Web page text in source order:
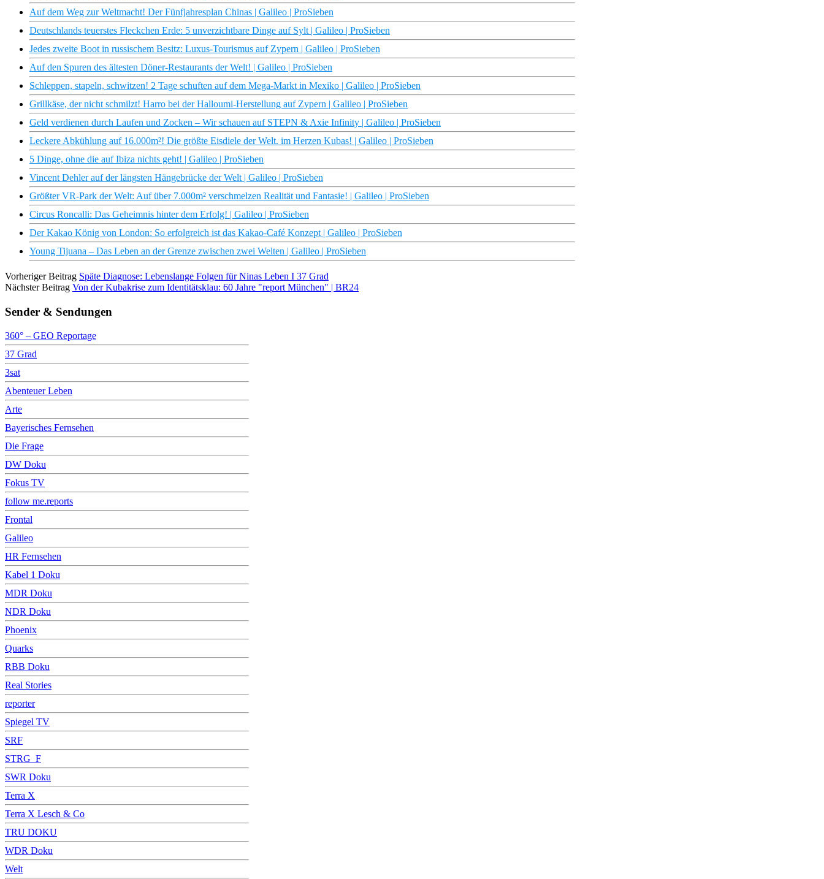
Auf dem Weg zur Weltmacht! Der Fünfjahresplan Chinas | Galileo | ProSieben
Deutschlands teuerstes Fleckchen Erde: 5 unverzichtbare Dinge auf Sylt | Galileo | ProSieben
Jedes zweite Boot in russischem Besitz: Luxus-Tourismus auf Zypern | Galileo | ProSieben
Auf den Spuren des ältesten Döner-Restaurants der Welt! | Galileo | ProSieben
Schleppen, stapeln, schwitzen! 2 Tage schuften auf dem Mega-Markt in Mexiko | Galileo | ProSieben
Grillkäse, der nicht schmilzt! Harro bei der Halloumi-Herstellung auf Zypern | Galileo | ProSieben
Geld verdienen durch Laufen und Zocken – Wir schauen auf STEPN & Axie Infinity | Galileo | ProSieben
Leckere Abkühlung auf 16.000m²! Die größte Eisdiele der Welt. im Herzen Kubas! | Galileo | ProSieben
5 Dinge, ohne die auf Ibiza nichts geht! | Galileo | ProSieben
Vincent Dehler auf der längsten Hängebrücke der Welt | Galileo | ProSieben
Größter VR-Park der Welt: Auf über 7.000m² verschmelzen Realität und Fantasie! | Galileo | ProSieben
Circus Roncalli: Das Geheimnis hinter dem Erfolg! | Galileo | ProSieben
Der Kakao König von London: So erfolgreich ist das Kakao-Café Konzept | Galileo | ProSieben
Young Tijuana – Das Leben an der Grenze zwischen zwei Welten | Galileo | ProSieben
Vorheriger Beitrag Späte Diagnose: Lebenslange Folgen für Ninas Leben I 37 Grad
Nächster Beitrag Von der Kubakrise zum Identitätsklau: 60 Jahre "report München" | BR24
Sender & Sendungen
360° – GEO Reportage
37 Grad
3sat
Abenteuer Leben
Arte
Bayerisches Fernsehen
Die Frage
DW Doku
Fokus TV
follow me.reports
Frontal
Galileo
HR Fernsehen
Kabel 1 Doku
MDR Doku
NDR Doku
Phoenix
Quarks
RBB Doku
Real Stories
reporter
Spiegel TV
SRF
STRG_F
SWR Doku
Terra X
Terra X Lesch & Co
TRU DOKU
WDR Doku
Welt